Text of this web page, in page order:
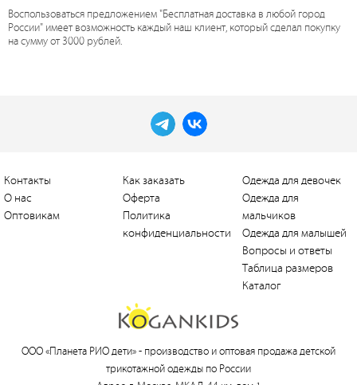
Воспользоваться предложением "Бесплатная доставка в любой город
России" имеет возможность каждый наш клиент, который сделал покупку
на сумму от 3000 рублей.
Контакты
О нас
Оптовикам
Как заказать
Оферта
Политика
конфиденциальности
Одежда для девочек
Одежда для
мальчиков
Одежда для малышей
Вопросы и ответы
Таблица размеров
Каталог
ООО «Планета РИО дети» - производство и оптовая продажа детской
трикотажной одежды по России